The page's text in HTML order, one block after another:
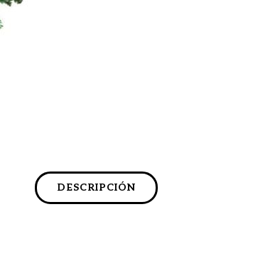
DESCRIPCIÓN